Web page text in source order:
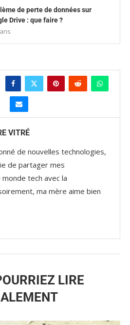
de perte de données sur
Drive : que faire ?
VITRÉ
de nouvelles technologies,
de partager mes
tech avec la
ma mère aime bien
LIRE